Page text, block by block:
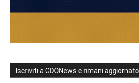
Iscriviti a GDONews e rimani aggiornato